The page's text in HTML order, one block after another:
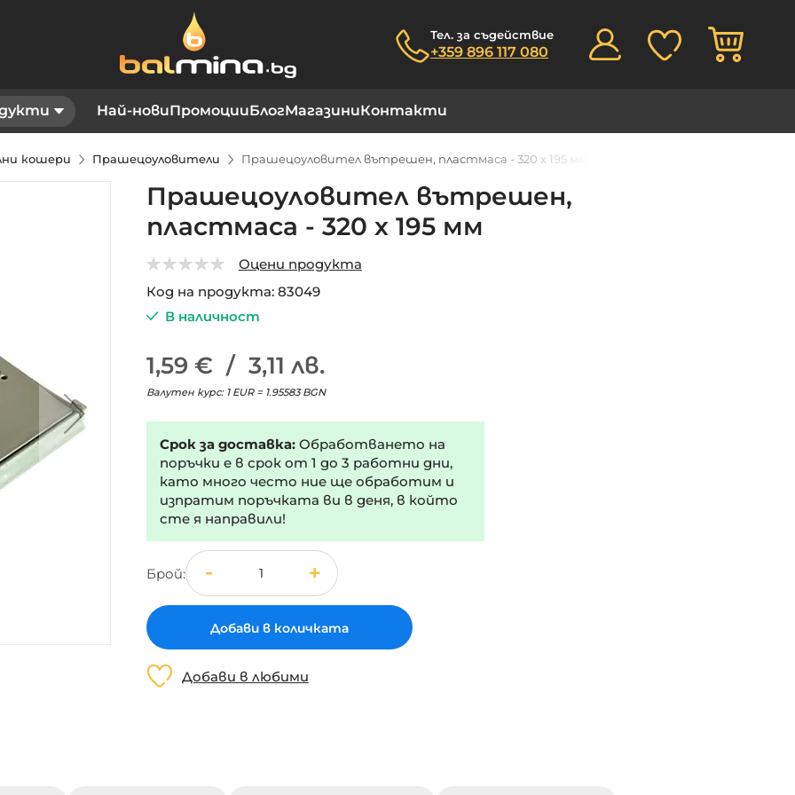
Тел. за съдействие
+359 896 117 080
Най-новиПромоцииБлогМагазиниКонтакти
кошери Прашецоуловители Прашецоуловител вътрешен, пластмаса - 320 х 195 мм
Прашецоуловител вътрешен,
пластмаса - 320 х 195 мм
Оцени продукта
Код на продукта 83049
В наличност
1,59 € / 3,11 лв.
Валутен курс: 1 EUR = 1.95583 BGN
Срок за доставка:Обработването на
поръчки е в срок от 1 до 3 работни дни,
като много често ние ще обработим и
изпратим поръчката ви в деня, в който
сте я направили!
Брой
Добави в количката
Добави в любими